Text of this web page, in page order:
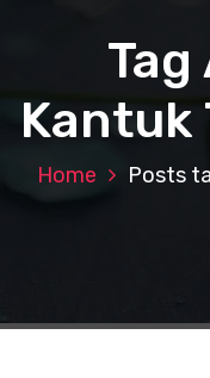
Kantuk
Home Posts